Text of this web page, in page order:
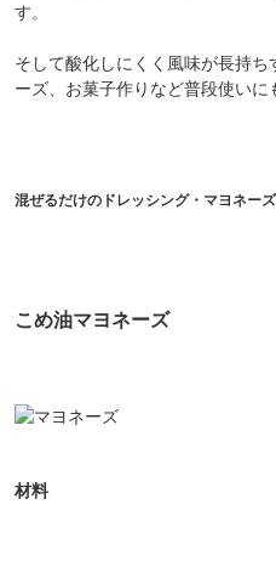
す。
そして酸化しにくく風味が長持
ーズ、お菓子作りなど普段使いに
混ぜるだけのドレッシング・マヨネー
こめ油マヨネーズ
材料